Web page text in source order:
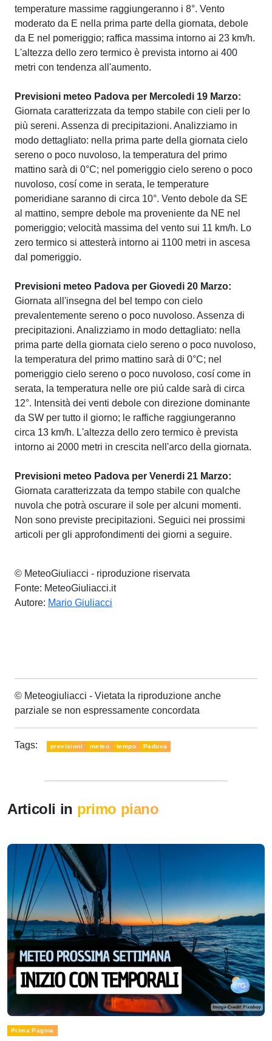
temperature massime raggiungeranno i 8°. Vento
moderato da E nella prima parte della giornata, debole
da E nel pomeriggio; raffica massima intorno ai 23 km/h.
L'altezza dello zero termico è prevista intorno ai 400
metri con tendenza all'aumento.
Previsioni meteo Padova per Mercoledi 19 Marzo:
Giornata caratterizzata da tempo stabile con cieli per lo
più sereni. Assenza di precipitazioni. Analizziamo in
modo dettagliato: nella prima parte della giornata cielo
sereno o poco nuvoloso, la temperatura del primo
mattino sarà di 0°C; nel pomeriggio cielo sereno o poco
nuvoloso, cosí come in serata, le temperature
pomeridiane saranno di circa 10°. Vento debole da SE
al mattino, sempre debole ma proveniente da NE nel
pomeriggio; velocità massima del vento sui 11 km/h. Lo
zero termico si attesterà intorno ai 1100 metri in ascesa
dal pomeriggio.
Previsioni meteo Padova per Giovedi 20 Marzo:
Giornata all'insegna del bel tempo con cielo
prevalentemente sereno o poco nuvoloso. Assenza di
precipitazioni. Analizziamo in modo dettagliato: nella
prima parte della giornata cielo sereno o poco nuvoloso,
la temperatura del primo mattino sarà di 0°C; nel
pomeriggio cielo sereno o poco nuvoloso, cosí come in
serata, la temperatura nelle ore piú calde sarà di circa
12°. Intensità dei venti debole con direzione dominante
da SW per tutto il giorno; le raffiche raggiungeranno
circa 13 km/h. L'altezza dello zero termico è prevista
intorno ai 2000 metri in crescita nell'arco della giornata.
Previsioni meteo Padova per Venerdi 21 Marzo:
Giornata caratterizzata da tempo stabile con qualche
nuvola che potrà oscurare il sole per alcuni momenti.
Non sono previste precipitazioni. Seguici nei prossimi
articoli per gli approfondimenti dei giorni a seguire.
© MeteoGiuliacci - riproduzione riservata
Fonte: MeteoGiuliacci.it
Autore: Mario Giuliacci
© Meteogiuliacci - Vietata la riproduzione anche
parziale se non espressamente concordata
Tags: previsioni meteo tempo Padova
Articoli in primo piano
Prima Pagina